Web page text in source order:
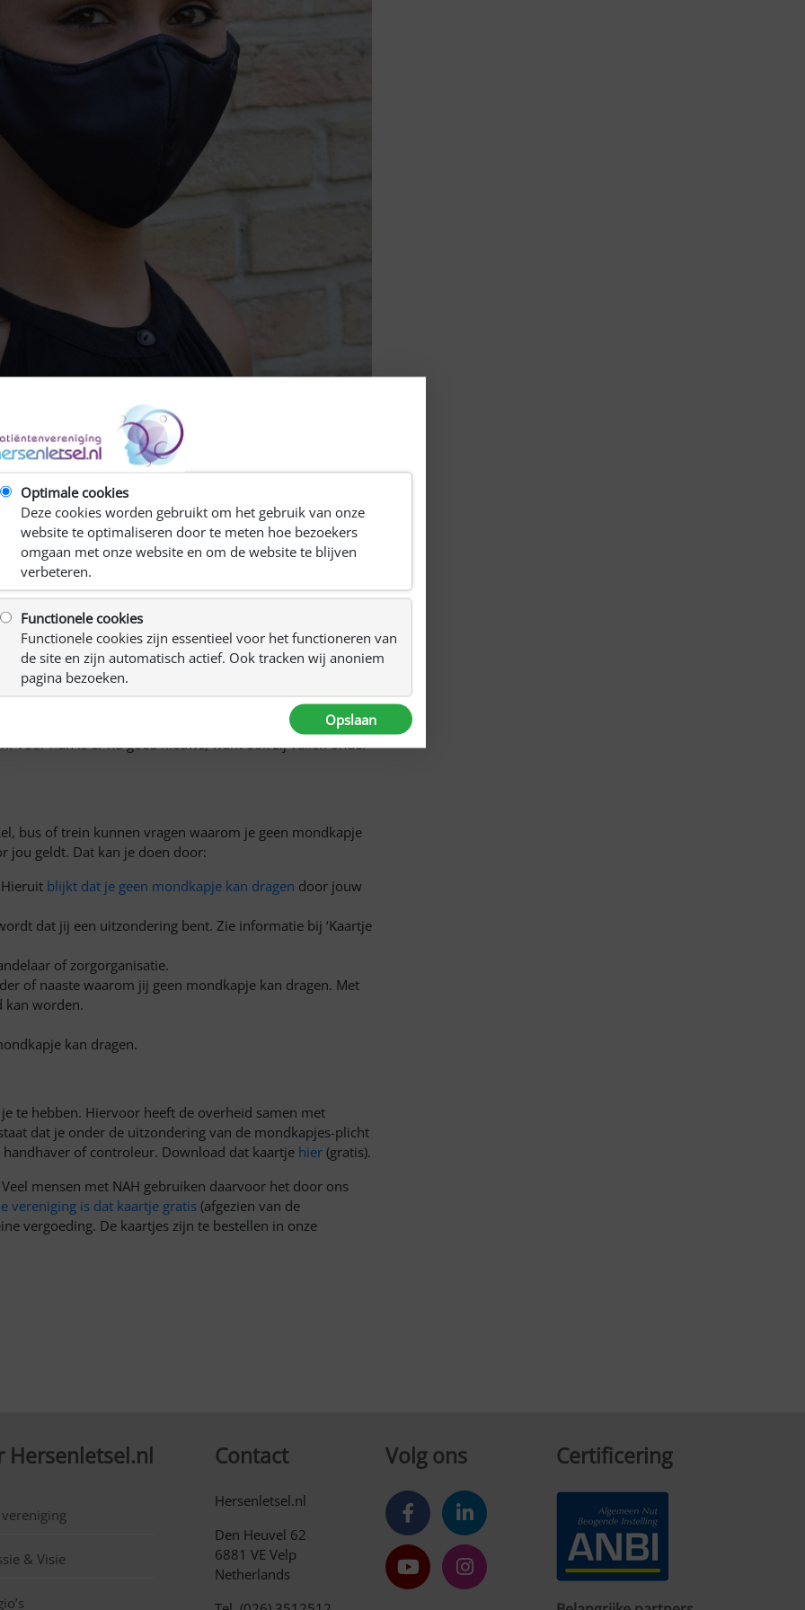
dragen in openbare gebouwen. Bijvoorbeeld in
in principe ook voor mensen met een ziekte of
te dragen of op te zetten?
beperking niet in staat zijn om een mondkapje te
Op de
website van de Rijksoverheid
staat: ‘De
voor mensen die vanwege een beperking of ziekte
en boa’s kunnen mensen vragen zelf aannemelijk te
mensen, die vanwege hun NAH / problemen met
Voor hun is er nu goed nieuws, want ook zij vallen onder
bus of trein kunnen vragen waarom je geen mondkapje
jou geldt. Dat kan je doen door:
blijkt dat je geen mondkapje kan dragen door jouw
dat jij een uitzondering bent. Zie informatie bij ‘Kaartje
of zorgorganisatie.
of naaste waarom jij geen mondkapje kan dragen. Met
kan worden.
kan dragen.
te hebben. Hiervoor heeft de overheid samen met
dat je onder de uitzondering van de mondkapjes-plicht
of controleur. Download dat kaartje hier (gratis).
mensen met NAH gebruiken daarvoor het door ons
vereniging is dat kaartje gratis (afgezien van de
vergoeding. De kaartjes zijn te bestellen in onze
Hersenletsel.nl
vereniging
& Visie
Contact
Hersenletsel.nl
Den Heuvel 62
6881 VE Velp
Netherlands
Volg ons Certificering
Optimale cookies
Deze cookies worden gebruikt om het gebruik van onze
website te optimaliseren door te meten hoe bezoekers
omgaan met onze website en om de website te blijven
verbeteren.
Functionele cookies
Functionele cookies zijn essentieel voor het functioneren van
de site en zijn automatisch actief. Ook tracken wij anoniem
pagina bezoeken.
Opslaan